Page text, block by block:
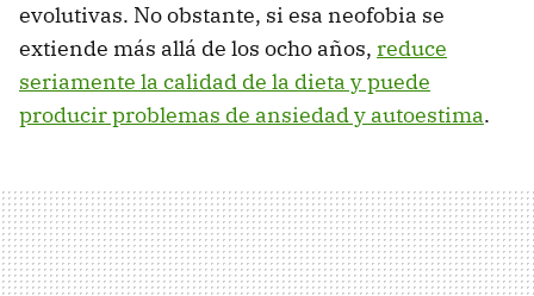
evolutivas. No obstante, si esa neofobia se
extiende más allá de los ocho años, reduce
seriamente la calidad de la dieta y puede
producir problemas de ansiedad y autoestima.